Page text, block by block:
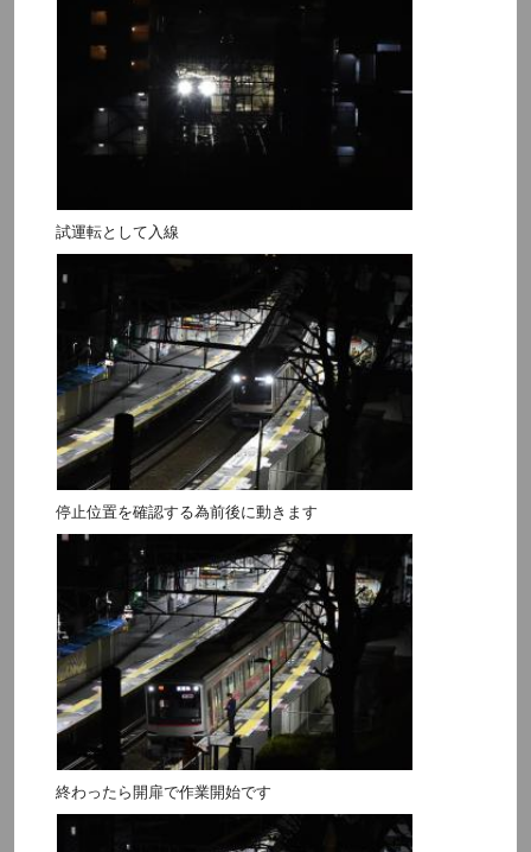
試運転として入線
停止位置を確認する為前後に動きます
終わったら開扉で作業開始です